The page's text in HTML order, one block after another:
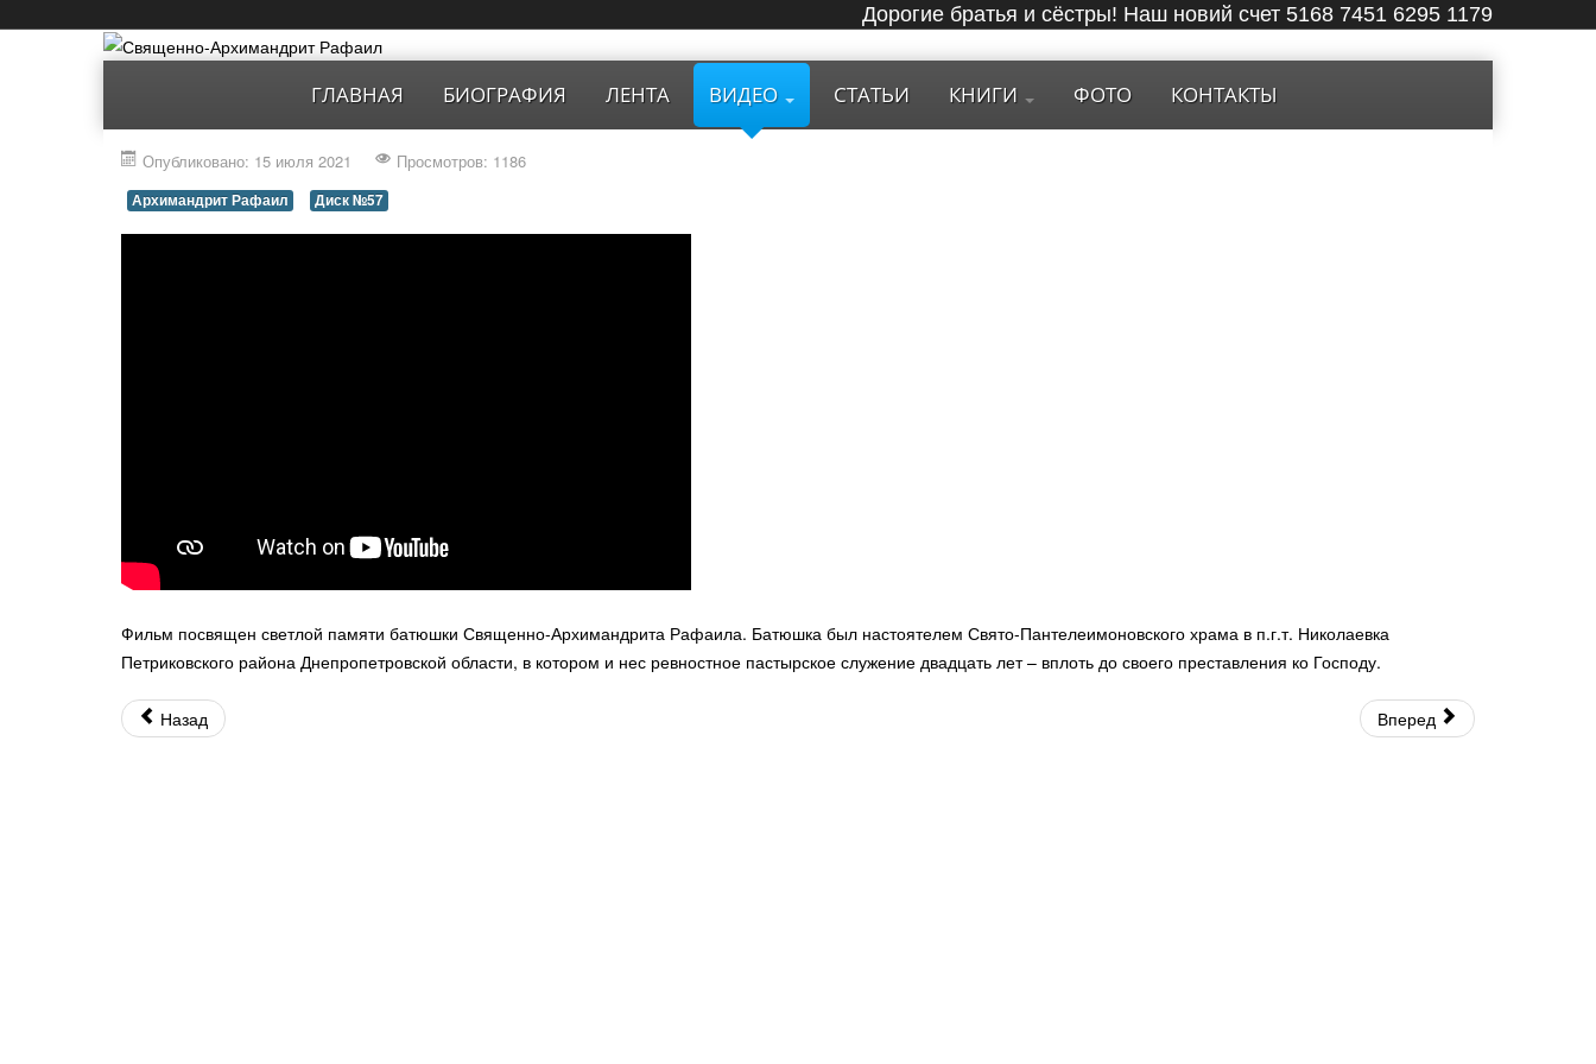
Дорогие братья и сёстры! Наш новий счет 5168 7451 6295 1179
ГЛАВНАЯ БИОГРАФИЯ ЛЕНТА ВИДЕО СТАТЬИ КНИГИ ФОТО КОНТАКТЫ
Опубликовано: 15 июля 2021 Просмотров: 1186
Архимандрит Рафаил Диск №57
Фильм посвящен светлой памяти батюшки Священно-Архимандрита Рафаила. Батюшка был настоятелем Свято-Пантелеимоновского храма в п.г.т. Николаевка
Петриковского района Днепропетровской области, в котором и нес ревностное пастырское служение двадцать лет – вплоть до своего преставления ко Господу.
Назад Вперед